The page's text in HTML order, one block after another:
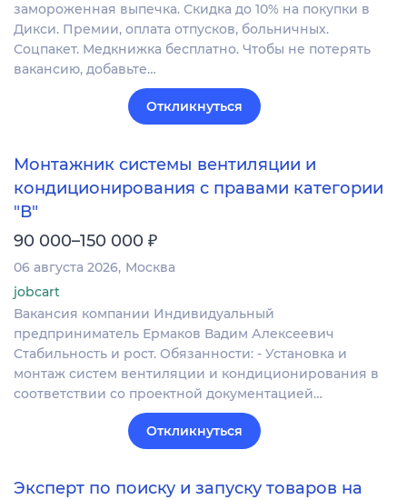
замороженная выпечка. Скидка до 10% на покупки в
Дикси. Премии, оплата отпусков, больничных.
Соцпакет. Медкнижка бесплатно. Чтобы не потерять
вакансию, добавьте…
Откликнуться
Монтажник системы вентиляции и
кондиционирования с правами категории
"В"
90 000–150 000 ₽
06 августа 2026 Москва
jobcart
Вакансия компании Индивидуальный
предприниматель Ермаков Вадим Алексеевич
Стабильность и рост. Обязанности: - Установка и
монтаж систем вентиляции и кондиционирования в
соответствии со проектной документацией…
Откликнуться
Эксперт по поиску и запуску товаров на